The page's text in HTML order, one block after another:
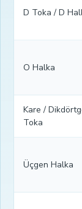
D Toka / D
O Halka
Kare /
Toka
Üçgen Halka